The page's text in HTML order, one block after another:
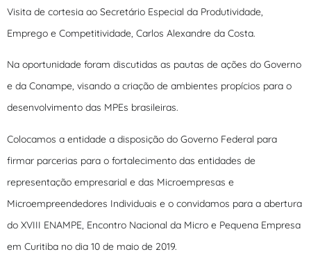
Visita de cortesia ao Secretário Especial da Produtividade,
Emprego e Competitividade, Carlos Alexandre da Costa.
Na oportunidade foram discutidas as pautas de ações do Governo
e da Conampe, visando a criação de ambientes propícios para o
desenvolvimento das MPEs brasileiras.
Colocamos a entidade a disposição do Governo Federal para
firmar parcerias para o fortalecimento das entidades de
representação empresarial e das Microempresas e
Microempreendedores Individuais e o convidamos para a abertura
do XVIII ENAMPE, Encontro Nacional da Micro e Pequena Empresa
em Curitiba no dia 10 de maio de 2019.